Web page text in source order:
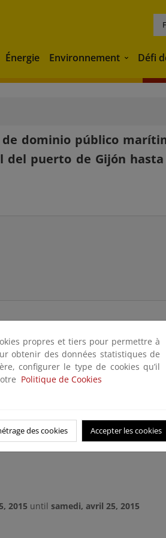
Énergie Environnement Défi
de dominio público
puerto de Gijón
General de la Ley de Costasse
público marítimo-terrestre del
aprobado por O.M. de 14-01-1999,
con el fin de que en el plazo de
buzon-sgdpmt@magrama.es
2015 until samedi, avril 25, 2015
propres et tiers pour permettre à
obtenir des données statistiques de
configurer le type de cookies qu’il
Politique de Cookies
des cookies Accepter les cookies